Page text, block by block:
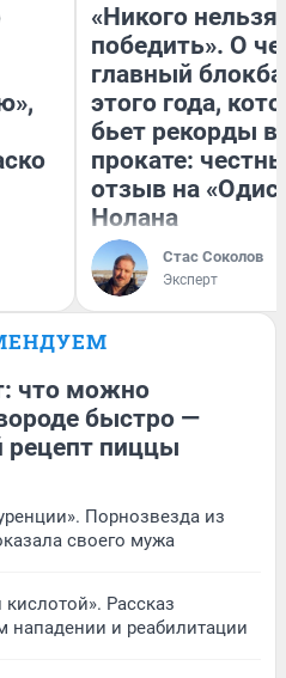
«Никого нельзя
победить». О
главный
этого года,
бьет рекорды в
прокате:
отзыв на
Нолана
Стас Соколов
Эксперт
что можно
быстро —
рецепт пиццы
Порнозвезда из
своего мужа
Рассказ
нападении и реабилитации